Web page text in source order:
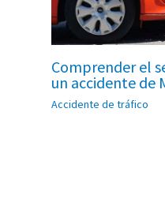
Comprender el
un accidente de
Accidente de tráfico